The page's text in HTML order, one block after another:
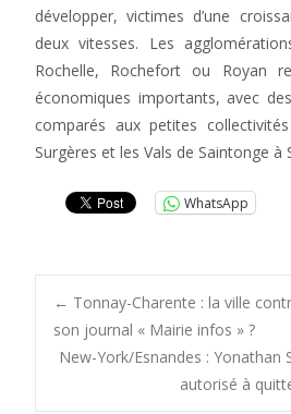
développer, victimes d’une
deux vitesses. Les
Rochelle, Rochefort ou Royan
économiques importants, avec
comparés aux petites
Surgères et les Vals de Saintonge à
WhatsApp
Post
← Tonnay-Charente : la ville
son journal « Mairie infos » ?
New-York/Esnandes : Yonathan
autorisé à